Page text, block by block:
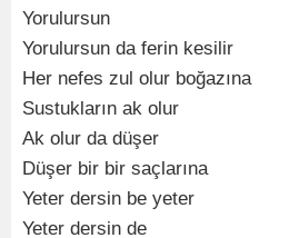
Yorulursun
Yorulursun da ferin kesilir
Her nefes zul olur boğazına
Sustukların ak olur
Ak olur da düşer
Düşer bir bir saçlarına
Yeter dersin be yeter
Yeter dersin de